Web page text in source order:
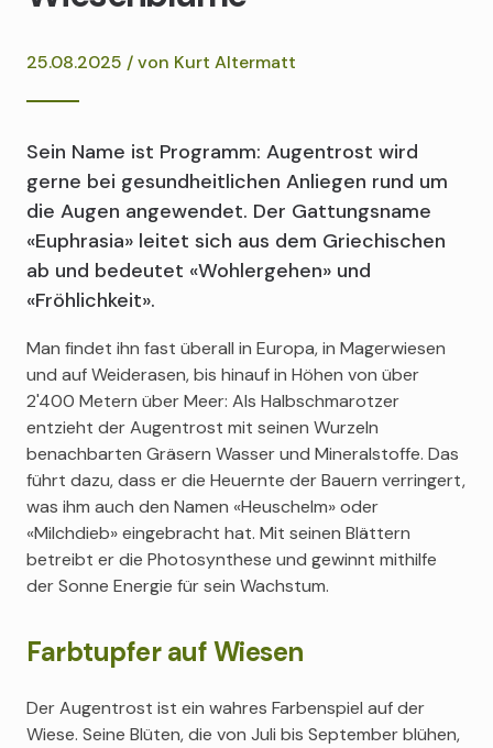
25.08.2025 / von Kurt Altermatt
Sein Name ist Programm: Augentrost wird
gerne bei gesundheitlichen Anliegen rund um
die Augen angewendet. Der Gattungsname
«Euphrasia» leitet sich aus dem Griechischen
ab und bedeutet «Wohlergehen» und
«Fröhlichkeit».
Man findet ihn fast überall in Europa, in Magerwiesen
und auf Weiderasen, bis hinauf in Höhen von über
2'400 Metern über Meer: Als Halbschmarotzer
entzieht der Augentrost mit seinen Wurzeln
benachbarten Gräsern Wasser und Mineralstoffe. Das
führt dazu, dass er die Heuernte der Bauern verringert,
was ihm auch den Namen «Heuschelm» oder
«Milchdieb» eingebracht hat. Mit seinen Blättern
betreibt er die Photosynthese und gewinnt mithilfe
der Sonne Energie für sein Wachstum.
Farbtupfer auf Wiesen
Der Augentrost ist ein wahres Farbenspiel auf der
Wiese. Seine Blüten, die von Juli bis September blühen,